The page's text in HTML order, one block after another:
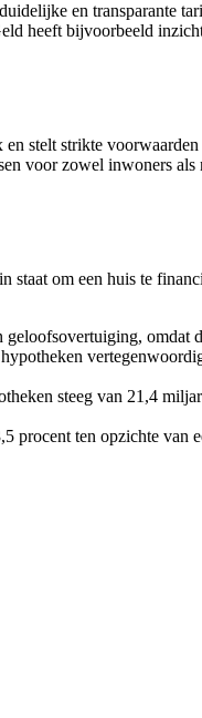
en transparante
heeft bijvoorbeeld
stelt strikte
voor zowel inwoners
om een huis te
omdat
steeg van 21,4
procent ten opzichte van